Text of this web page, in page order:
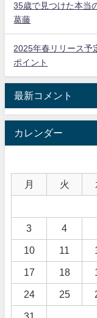
35歳で見つけた本当
葛藤
2025年春リリース予
ポイント
最新コメント
カレンダー
月 火
3 4
10 11
17 18
24 25